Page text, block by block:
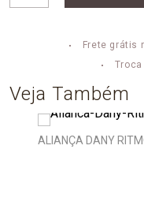
Frete grátis
Veja Também
ALIANÇA DANY